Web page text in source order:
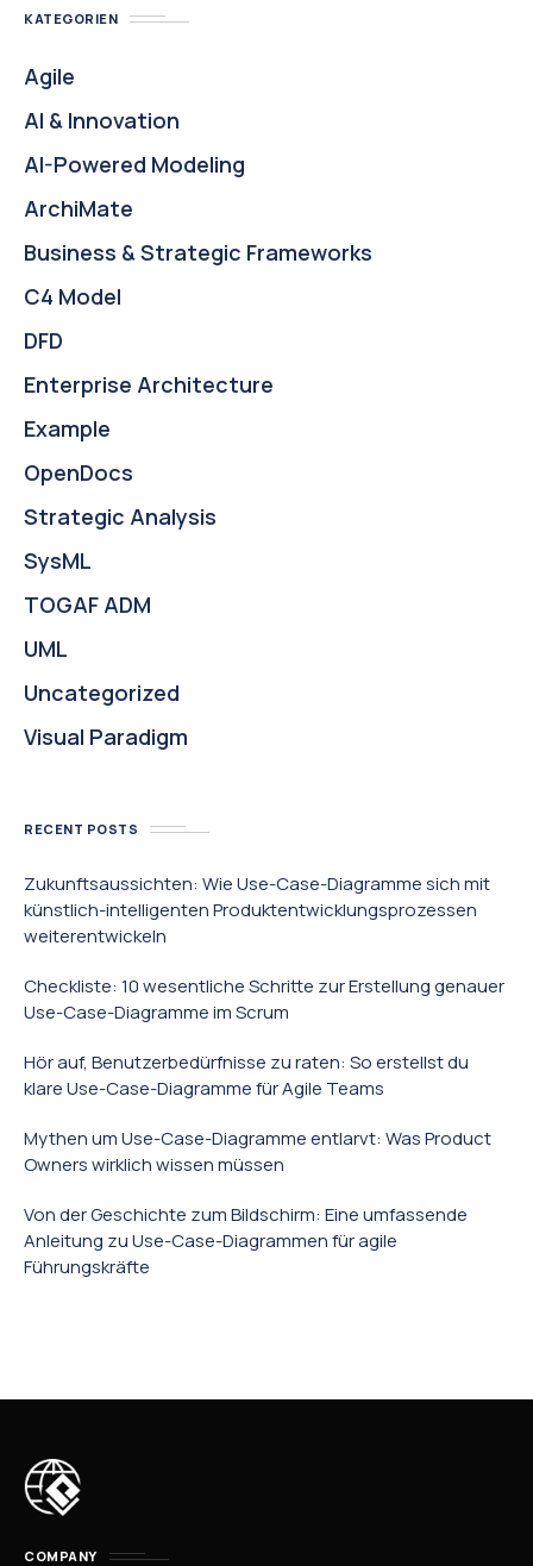
KATEGORIEN
Agile
AI & Innovation
AI-Powered Modeling
ArchiMate
Business & Strategic Frameworks
C4 Model
DFD
Enterprise Architecture
Example
OpenDocs
Strategic Analysis
SysML
TOGAF ADM
UML
Uncategorized
Visual Paradigm
RECENT POSTS
Zukunftsaussichten: Wie Use-Case-Diagramme sich mit
künstlich-intelligenten Produktentwicklungsprozessen
weiterentwickeln
Checkliste: 10 wesentliche Schritte zur Erstellung genauer
Use-Case-Diagramme im Scrum
Hör auf, Benutzerbedürfnisse zu raten: So erstellst du
klare Use-Case-Diagramme für Agile Teams
Mythen um Use-Case-Diagramme entlarvt: Was Product
Owners wirklich wissen müssen
Von der Geschichte zum Bildschirm: Eine umfassende
Anleitung zu Use-Case-Diagrammen für agile
Führungskräfte
COMPANY